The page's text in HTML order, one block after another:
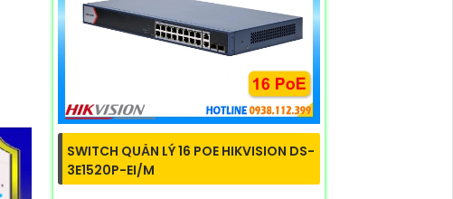
SWITCH QUẢN LÝ 16 POE HIKVISION DS-
3E1520P-EI/M